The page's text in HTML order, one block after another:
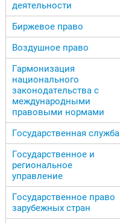
деятельности
Биржевое право
Воздушное право
Гармонизация
национального
законодательства с
международными
правовыми нормами
Государственная служба
Государственное и
региональное
управление
Государственное право
зарубежных стран